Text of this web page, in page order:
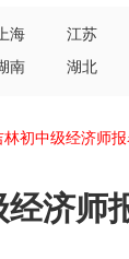
海 江苏
南 湖北
林初中级经济师
经济师